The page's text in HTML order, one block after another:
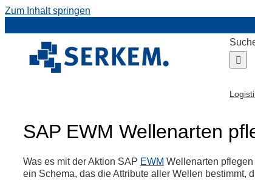
Zum Inhalt springen
SAP EWM Wellenarten
Was es mit der Aktion SAP EWM Wellenarten
ein Schema, das die Attribute aller Wellen bestimmt,